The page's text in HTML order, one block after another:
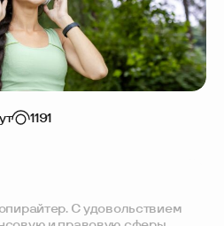
1191
С удовольствием